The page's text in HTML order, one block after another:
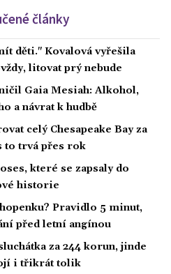
články
děti." Kovalová vyřešila
litovat prý nebude
Gaia Mesiah: Alkohol,
a návrat k hudbě
celý Chesapeake Bay za
to trvá přes rok
které se zapsaly do
historie
Pravidlo 5 minut,
před letní angínou
za 244 korun, jinde
i třikrát tolik